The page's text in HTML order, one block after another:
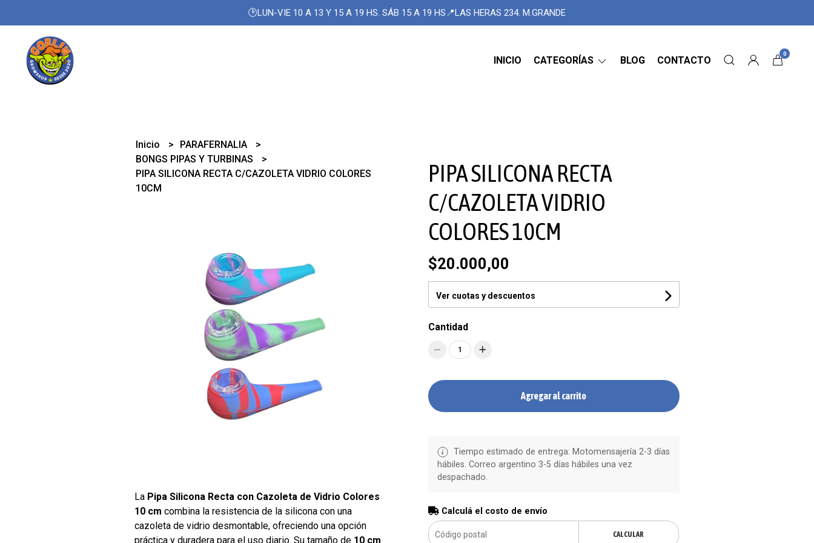
🕑LUN-VIE 10 A 13 Y 15 A 19 HS. SÁB 15 A 19 HS📍LAS HERAS 234. M.GRANDE
INICIO CATEGORÍAS BLOG CONTACTO
0
Inicio
PARAFERNALIA
BONGS PIPAS Y TURBINAS
PIPA SILICONA RECTA C/CAZOLETA VIDRIO COLORES
10CM
La Pipa Silicona Recta con Cazoleta de Vidrio Colores
10 cm combina la resistencia de la silicona con una
cazoleta de vidrio desmontable, ofreciendo una opción
práctica y duradera para el uso diario. Su tamaño de 10 cm
PIPA SILICONA RECTA
C/CAZOLETA VIDRIO
COLORES 10CM
$20.000,00
Ver cuotas y descuentos
Cantidad
1
Agregar al carrito
Tiempo estimado de entrega: Motomensajería 2-3 días
hábiles. Correo argentino 3-5 días hábiles una vez
despachado.
Calculá el costo de envío
CALCULAR